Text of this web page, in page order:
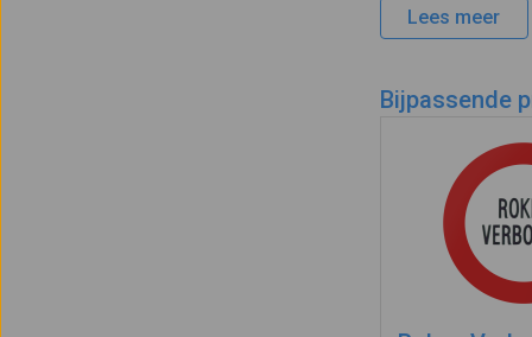
Lees meer
Bijpassende